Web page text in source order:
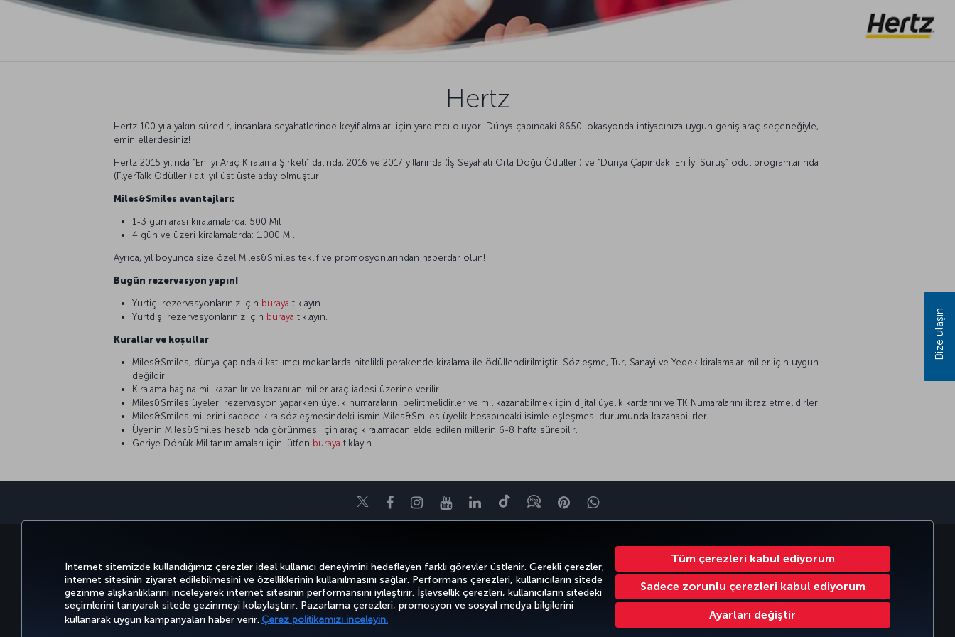
İnternet sitemizde kullandığımız çerezler ideal kullanıcı deneyimini hedefleyen farklı görevler üstlenir. Gerekli çerezler,
internet sitesinin ziyaret edilebilmesini ve özelliklerinin kullanılmasını sağlar. Performans çerezleri, kullanıcıların sitede
gezinme alışkanlıklarını inceleyerek internet sitesinin performansını iyileştirir. İşlevsellik çerezleri, kullanıcıların sitedeki
seçimlerini tanıyarak sitede gezinmeyi kolaylaştırır. Pazarlama çerezleri, promosyon ve sosyal medya bilgilerini
kullanarak uygun kampanyaları haber verir. Çerez politikamızı inceleyin.
Tüm çerezleri kabul ediyorum
Sadece zorunlu çerezleri kabul ediyorum
Ayarları değiştir
Hertz
Hertz 100 yıla yakın süredir, insanlara seyahatlerinde keyif almaları için yardımcı oluyor. Dünya çapındaki 8650 lokasyonda ihtiyacınıza uygun geniş araç seçeneğiyle,
emin ellerdesiniz!
Hertz 2015 yılında “En İyi Araç Kiralama Şirketi” dalında, 2016 ve 2017 yıllarında (İş Seyahati Orta Doğu Ödülleri) ve “Dünya Çapındaki En İyi Sürüş” ödül programlarında
(FlyerTalk Ödülleri) altı yıl üst üste aday olmuştur.
Miles&Smiles avantajları:
1-3 gün arası kiralamalarda: 500 Mil
4 gün ve üzeri kiralamalarda: 1.000 Mil
Ayrıca, yıl boyunca size özel Miles&Smiles teklif ve promosyonlarından haberdar olun!
Bugün rezervasyon yapın!
Yurtiçi rezervasyonlarınız için buraya tıklayın.
Yurtdışı rezervasyonlarınız için buraya tıklayın.
Kurallar ve koşullar
Miles&Smiles, dünya çapındaki katılımcı mekanlarda nitelikli perakende kiralama ile ödüllendirilmiştir. Sözleşme, Tur, Sanayi ve Yedek kiralamalar miller için uygun
değildir.
Kiralama başına mil kazanılır ve kazanılan miller araç iadesi üzerine verilir.
Miles&Smiles üyeleri rezervasyon yaparken üyelik numaralarını belirtmelidirler ve mil kazanabilmek için dijital üyelik kartlarını ve TK Numaralarını ibraz etmelidirler.
Miles&Smiles millerini sadece kira sözleşmesindeki ismin Miles&Smiles üyelik hesabındaki isimle eşleşmesi durumunda kazanabilirler.
Üyenin Miles&Smiles hesabında görünmesi için araç kiralamadan elde edilen millerin 6-8 hafta sürebilir.
Geriye Dönük Mil tanımlamaları için lütfen buraya tıklayın.
TwitterFacebookInstagram
YoutubeLinkedIn
TiktokBlogPinterestWhatsapp
TURKISH AIRLINES HOLIDAYS MILES&SMILES CORPORATE CLUB TÜRK HAVA YOLLARI
Bilgi Toplumu Hizmetleri Erişilebilirlik Gizlilik ve Çerez Politikası Yasal Uyarı Yolcu Hakları
Çerez Ayarlarını Değiştir
Türk Hava Yolları A.O. Her hakkı saklıdır. © 1996 - 2026
Bize ulaşın